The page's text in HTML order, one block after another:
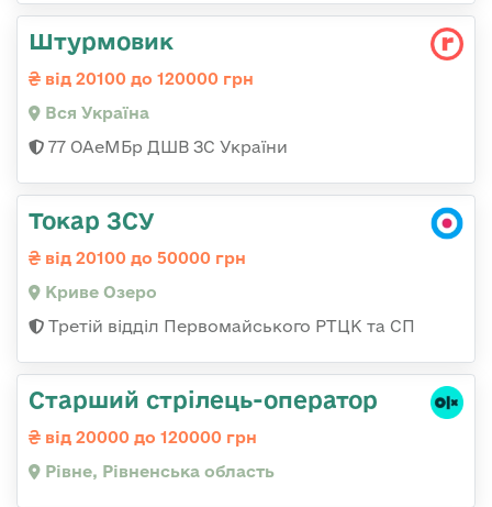
Штурмовик
від 20100 до 120000 грн
Вся Україна
77 ОАеМБр ДШВ ЗС України
Токар ЗСУ
від 20100 до 50000 грн
Криве Озеро
Третій відділ Первомайського РТЦК та СП
Старший стрілець-оператор
від 20000 до 120000 грн
Рівне, Рівненська область